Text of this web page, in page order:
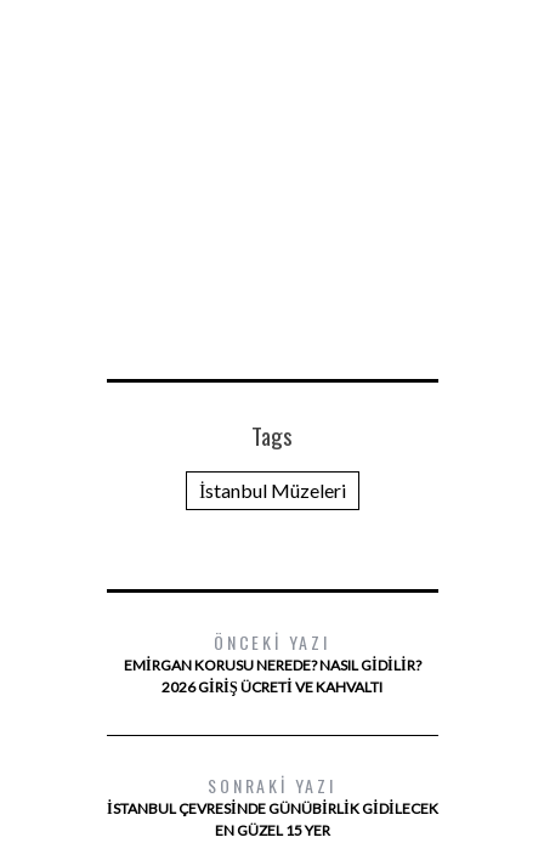
Tags
İstanbul Müzeleri
ÖNCEKI YAZI
EMIRGAN KORUSU NEREDE? NASIL GIDILIR?
2026 GIRIŞ ÜCRETI VE KAHVALTI
SONRAKI YAZI
İSTANBUL ÇEVRESINDE GÜNÜBIRLIK GIDILECEK
EN GÜZEL 15 YER